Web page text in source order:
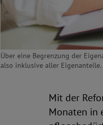
Über eine Begrenzung der
also inklusive aller
Mit der
Monaten in